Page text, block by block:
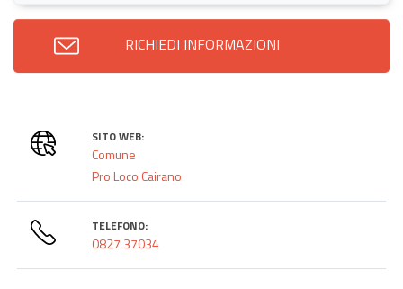
RICHIEDI INFORMAZIONI
SITO WEB:
Comune
Pro Loco Cairano
TELEFONO:
0827 37034